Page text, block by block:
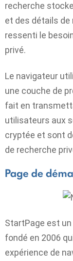
recherche
et des détails
ressenti le
privé.
Le navigateur
une couche de
fait en
utilisateurs aux
cryptée et sont
de recherche
Page de
StartPage est
fondé en 2006
expérience de